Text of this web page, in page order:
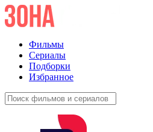
Фильмы
Сериалы
Подборки
Избранное